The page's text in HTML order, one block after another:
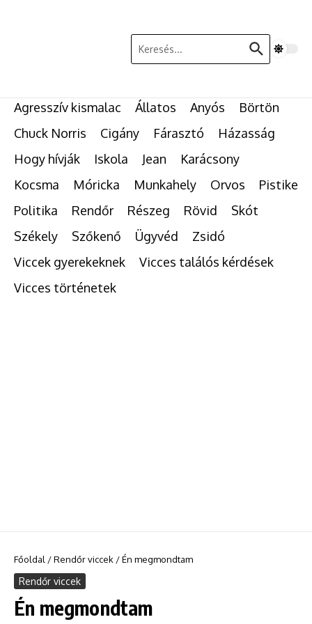
Keresés:
Agresszív kismalac Állatos Anyós
Börtön
Chuck Norris
Cigány Fárasztó
Házasság
Hogy hívják
Iskola Jean
Karácsony
Kocsma
Móricka Munkahely Orvos
Pistike
Politika
Rendőr Részeg Rövid
Skót
Székely
Szőkenő Ügyvéd
Zsidó
Viccek gyerekeknek
Vicces találós kérdések
Vicces történetek
Főoldal /Rendőr viccek /Én megmondtam
Rendőr viccek
Én megmondtam